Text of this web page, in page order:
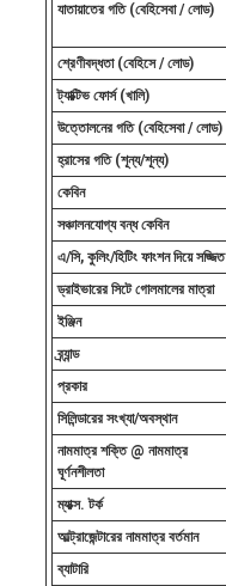
যাতায়াতের গতি (বেহিসেবা / লোড)
শ্রেণীবদ্ধতা (বেহিসে / লোড)
ট্যাক্টিভ ফোর্স (খালি)
উত্তোলনের গতি (বেহিসেবা / লোড)
হ্রাসের গতি (শূন্য/শূন্য)
কেবিন
সঞ্চালনযোগ্য বন্ধ কেবিন
এ/সি, কুলিং/হিটিং ফাংশন দিয়ে সজ্জিত
ড্রাইভারের সিটে গোলমালের মাত্রা
ইঞ্জিন
ব্র্যান্ড
প্রকার
সিলিন্ডারের সংখ্যা/অবস্থান
নামমাত্র শক্তি @ নামমাত্র
ঘূর্ণনশীলতা
ম্যাক্স. টর্ক
আল্ট্রাজেন্টারের নামমাত্র বর্তমান
ব্যাটারি